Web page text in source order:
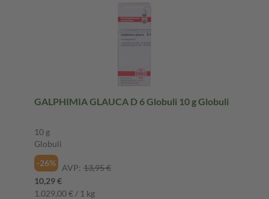
GALPHIMIA GLAUCA D 6 Globuli 10 g Globuli
10 g
Globuli
-26%
AVP: 13,95 €
10,29 €
1.029,00 € / 1 kg